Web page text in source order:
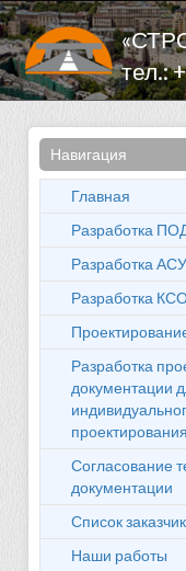
тел.:
Навигация
Главная
Разработка
Разработка
Разработка
Разработка
документации
Согласование
документации
Список
Наши работы